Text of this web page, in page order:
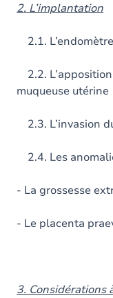
2. L’implantation
2.1. L’endomètre
2.2.
muqueuse utérine
2.3. L’invasion
2.4. Les
- La grossesse
- Le placenta
3. Considérations